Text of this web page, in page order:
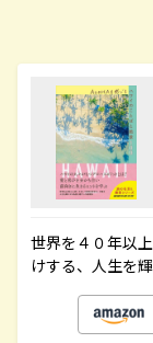
世界を４０年以
けする、人生を